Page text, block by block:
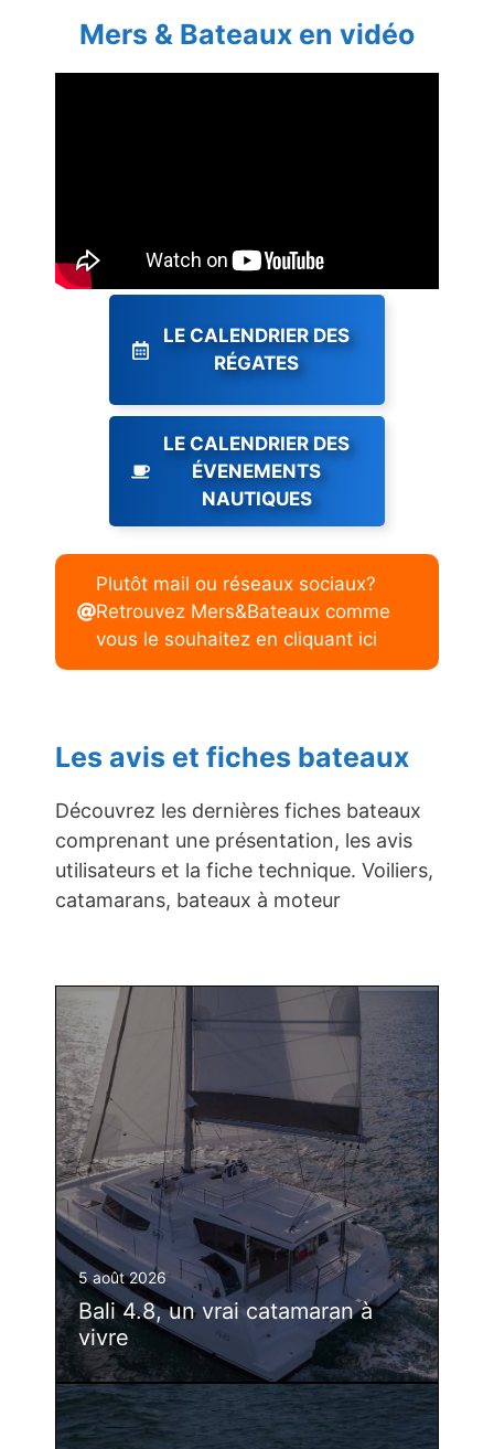
Mers & Bateaux en vidéo
LE CALENDRIER DES
RÉGATES
LE CALENDRIER DES
ÉVENEMENTS
NAUTIQUES
Plutôt mail ou réseaux sociaux?
Retrouvez Mers&Bateaux comme
vous le souhaitez en cliquant ici
Les avis et fiches bateaux
Découvrez les dernières fiches bateaux
comprenant une présentation, les avis
utilisateurs et la fiche technique. Voiliers,
catamarans, bateaux à moteur
5 août 2026
Bali 4.8, un vrai catamaran à
vivre